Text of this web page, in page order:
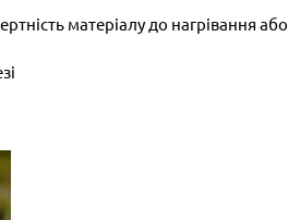
матеріалу до нагрівання або